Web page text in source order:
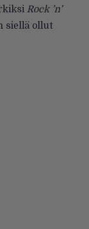
Rock ’n’
siellä ollut